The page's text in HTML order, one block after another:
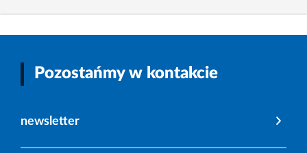
Pozostańmy w kontakcie
newsletter